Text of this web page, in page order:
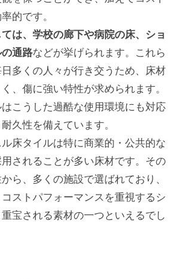
的です。
は、学校の廊下や病院の床、ショ
通路などが挙げられます。これら
多くの人々が行き交うため、床材
、傷に強い特性が求められます。
こうした過酷な使用環境にも対応
久性を備えています。
床タイルは特に商業的・公共的な
されることが多い床材です。その
ら、多くの施設で選ばれており、
ストパフォーマンスを重視するシ
宝される素材の一つといえるでし